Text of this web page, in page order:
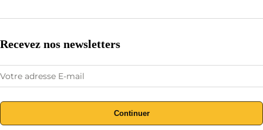
Recevez nos newsletters
Continuer